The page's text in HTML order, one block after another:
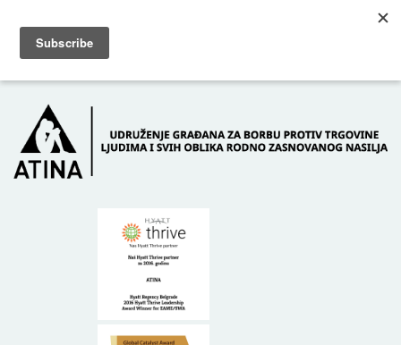
POČETNA O NAMA